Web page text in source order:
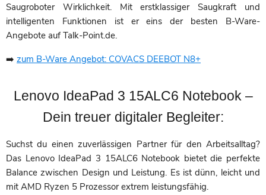
Saugroboter Wirklichkeit. Mit erstklassiger Saugkraft und
intelligenten Funktionen ist er eins der besten B-Ware-
Angebote auf Talk-Point.de.
➡️ zum B-Ware Angebot: COVACS DEEBOT N8+
Lenovo IdeaPad 3 15ALC6 Notebook –
Dein treuer digitaler Begleiter:
Suchst du einen zuverlässigen Partner für den Arbeitsalltag?
Das Lenovo IdeaPad 3 15ALC6 Notebook bietet die perfekte
Balance zwischen Design und Leistung. Es ist dünn, leicht und
mit AMD Ryzen 5 Prozessor extrem leistungsfähig.